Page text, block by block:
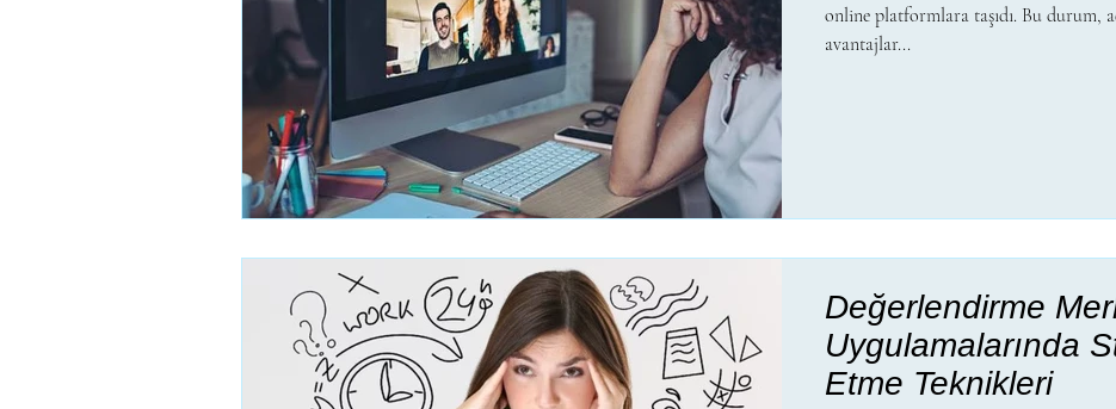
online platformlara taşıdı. Bu durum,
avantajlar...
Değerlendirme
Uygulamalarında
Etme Teknikleri